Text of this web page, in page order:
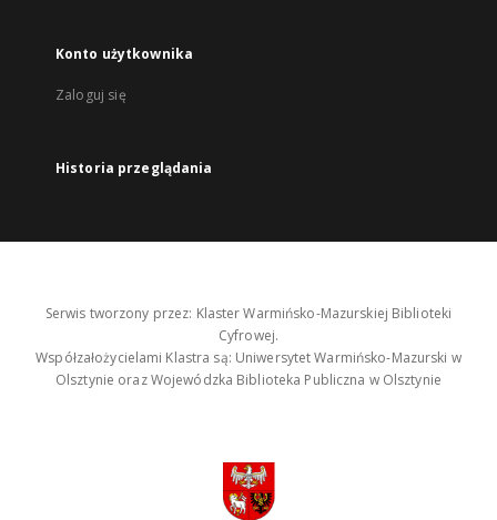
Konto użytkownika
Zaloguj się
Historia przeglądania
Serwis tworzony przez: Klaster Warmińsko-Mazurskiej Biblioteki
Cyfrowej.
Współzałożycielami Klastra są: Uniwersytet Warmińsko-Mazurski w
Olsztynie oraz Wojewódzka Biblioteka Publiczna w Olsztynie